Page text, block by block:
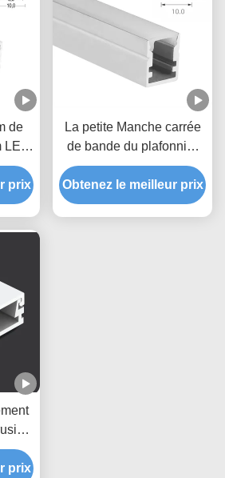
de
LED
de
prix
La petite Manche carrée
de bande du plafonnier
10*13mm LED avec le
diffuseur
Obtenez le meilleur prix
de
prix